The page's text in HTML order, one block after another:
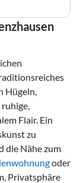
Hügeln,
Flair. Ein
zu
die Nähe zum
oder
Privatsphäre